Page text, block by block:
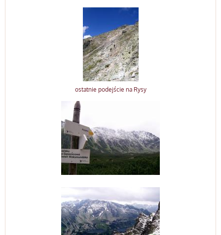
ostatnie podejście na Rysy